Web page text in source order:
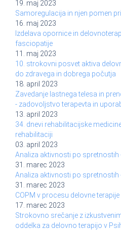
19. maj 2023
Samoregulacija in njen pomen
16. maj 2023
Izdelava opornice in
fasciopatije
11. maj 2023
10. strokovni posvet aktiva
do zdravega in dobrega počutja
18. april 2023
Zavedanje lastnega telesa in
- zadovoljstvo terapevta in
13. april 2023
34. dnevi rehabilitacijske
rehabilitaciji
03. april 2023
Analiza aktivnosti po spretnostih
31. marec 2023
Analiza aktivnosti po spretnostih
31. marec 2023
COPM v procesu delovne terapije
17. marec 2023
Strokovno srečanje z
oddelka za delovno terapijo v